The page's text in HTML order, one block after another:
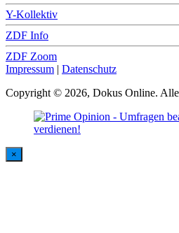
Y-Kollektiv
ZDF Info
ZDF Zoom
Impressum | Datenschutz
Copyright © 2026, Dokus Online. Alle
×